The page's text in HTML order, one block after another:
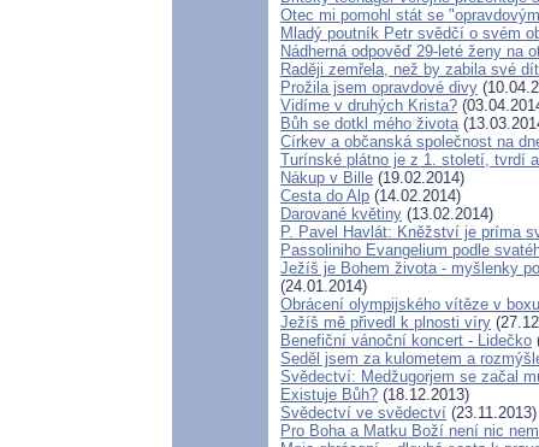
Otec mi pomohl stát se
Mladý poutník Petr svědčí o svém
Nádherná odpověď 29-leté ženy na
Raději zemřela, než by zabila své
Prožila jsem opravdové divy
Vidíme v druhých Krista?
Bůh se dotkl mého života
Církev a občanská společnost na
Turínské plátno je z 1. století, tvrdí
Nákup v Bille (19.02.2014)
Cesta do Alp (14.02.2014)
Darované květiny (13.02.2014)
P. Pavel Havlát: Kněžství je príma
Passoliniho Evangelium podle
Ježíš je Bohem života - myšlenky
(24.01.2014)
Obrácení olympijského vítěze v boxu
Ježíš mě přivedl k plnosti víry
Benefiční vánoční koncert - Lidečko
Seděl jsem za kulometem a
Svědectví: Medžugorjem se začal
Existuje Bůh? (18.12.2013)
Svědectví ve svědectví (23.11.2013)
Pro Boha a Matku Boží není nic